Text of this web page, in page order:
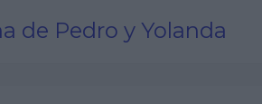
de Pedro y Yolanda